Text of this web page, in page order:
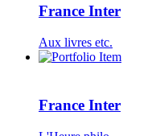
France Inter
Aux livres etc.
France Inter